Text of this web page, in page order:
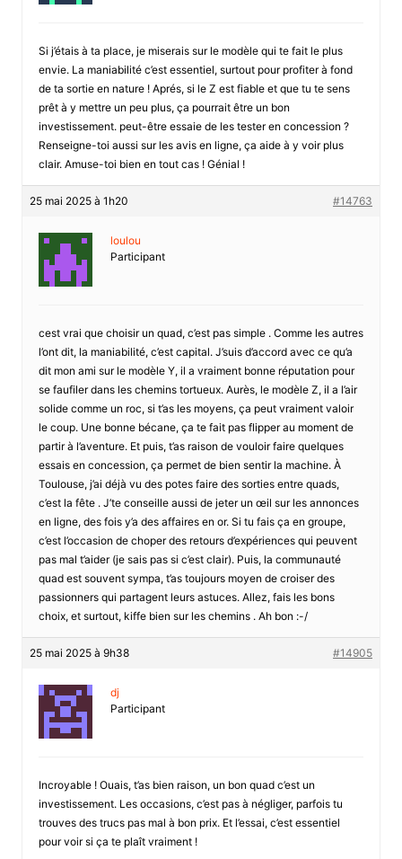
Si j’étais à ta place, je miserais sur le modèle qui te fait le plus
envie. La maniabilité c’est essentiel, surtout pour profiter à fond
de ta sortie en nature ! Aprés, si le Z est fiable et que tu te sens
prêt à y mettre un peu plus, ça pourrait être un bon
investissement. peut-être essaie de les tester en concession ?
Renseigne-toi aussi sur les avis en ligne, ça aide à y voir plus
clair. Amuse-toi bien en tout cas ! Génial !
25 mai 2025 à 1h20 #14763
loulou
Participant
cest vrai que choisir un quad, c’est pas simple . Comme les autres
l’ont dit, la maniabilité, c’est capital. J’suis d’accord avec ce qu’a
dit mon ami sur le modèle Y, il a vraiment bonne réputation pour
se faufiler dans les chemins tortueux. Aurès, le modèle Z, il a l’air
solide comme un roc, si t’as les moyens, ça peut vraiment valoir
le coup. Une bonne bécane, ça te fait pas flipper au moment de
partir à l’aventure. Et puis, t’as raison de vouloir faire quelques
essais en concession, ça permet de bien sentir la machine. À
Toulouse, j’ai déjà vu des potes faire des sorties entre quads,
c’est la fête . J’te conseille aussi de jeter un œil sur les annonces
en ligne, des fois y’a des affaires en or. Si tu fais ça en groupe,
c’est l’occasion de choper des retours d’expériences qui peuvent
pas mal t’aider (je sais pas si c’est clair). Puis, la communauté
quad est souvent sympa, t’as toujours moyen de croiser des
passionners qui partagent leurs astuces. Allez, fais les bons
choix, et surtout, kiffe bien sur les chemins . Ah bon :-/
25 mai 2025 à 9h38 #14905
dj
Participant
Incroyable ! Ouais, t’as bien raison, un bon quad c’est un
investissement. Les occasions, c’est pas à négliger, parfois tu
trouves des trucs pas mal à bon prix. Et l’essai, c’est essentiel
pour voir si ça te plaît vraiment !